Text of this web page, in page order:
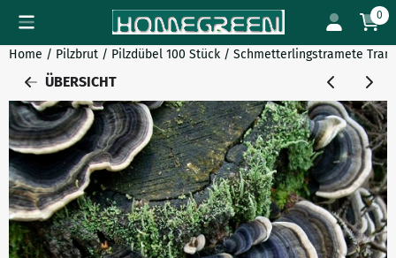
Cookie-Einstellungen verfügbar. Einstellungen wählen oder0
Home / Pilzbrut / Pilzdübel 100 Stück / Schmetterlingstramete
ÜBERSICHT